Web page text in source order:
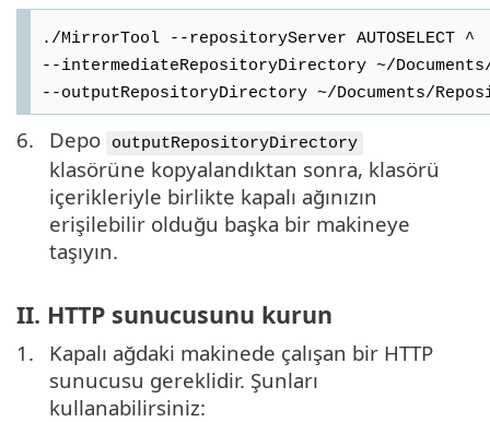
./MirrorTool --repositoryServer AUTOSELECT ^
--intermediateRepositoryDirectory ~/
--outputRepositoryDirectory ~/Documents/
6. Depo outputRepositoryDirectory
klasörüne kopyalandıktan sonra, klasörü
içerikleriyle birlikte kapalı ağınızın
erişilebilir olduğu başka bir makineye
taşıyın.
II. HTTP sunucusunu kurun
1.
Kapalı ağdaki makinede çalışan bir HTTP
sunucusu gereklidir. Şunları
kullanabilirsiniz: